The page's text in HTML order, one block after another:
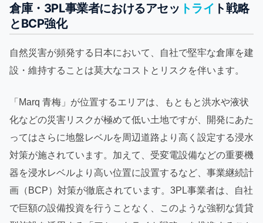
倉庫・3PL事業者におけるアセッ トライ ト戦略
とBCP強化
自然災害が頻発する日本において、自社で堅牢な倉庫を建
設・維持することは莫大なコストとリスクを伴います。
「Marq 青梅」が位置するエリアは、もともと洪水や液状
化などの災害リスクが極めて低い土地ですが、開発にあた
ってはさらに地盤レベルを周辺道路より高く設定する浸水
対策が施されています。加えて、受変電設備などの重要機
器を浸水レベルより高い位置に設置するなど、事業継続計
画（BCP）対策が徹底されています。3PL事業者は、自社
で巨額の設備投資を行うことなく、このような強靭な賃貸